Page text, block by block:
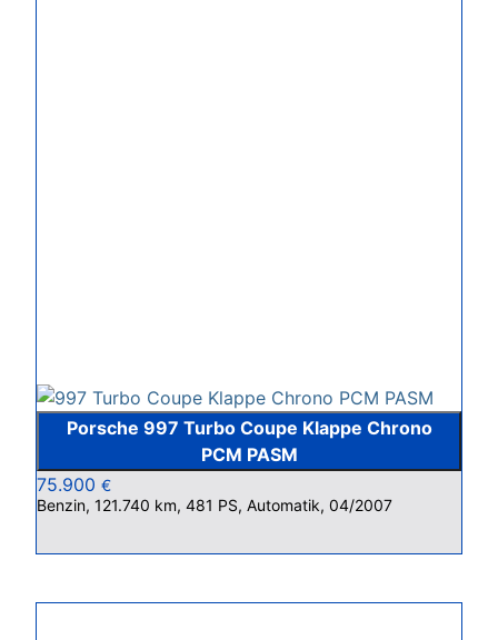
Porsche 997 Turbo Coupe Klappe Chrono
PCM PASM
75.900 €
Benzin, 121.740 km, 481 PS, Automatik, 04/2007